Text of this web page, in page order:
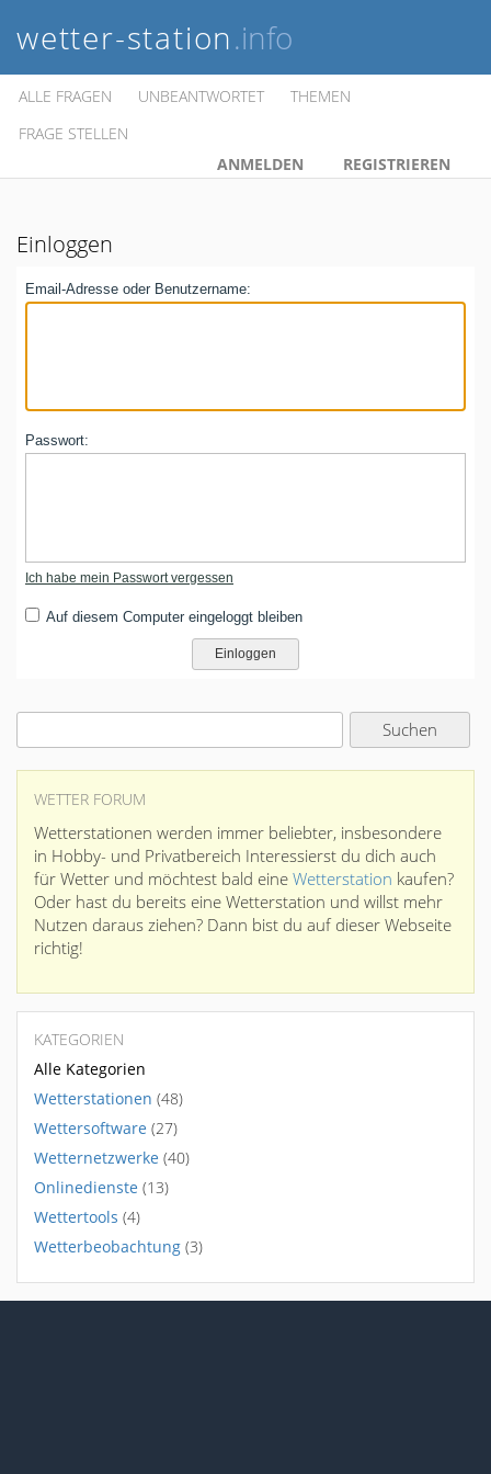
wetter-station.info
ALLE FRAGEN UNBEANTWORTET
THEMEN
FRAGE STELLEN
ANMELDEN
REGISTRIEREN
Einloggen
Email-Adresse oder Benutzername:
Passwort:
Ich habe mein Passwort vergessen
Auf diesem Computer eingeloggt bleiben
WETTER FORUM
Wetterstationen werden immer beliebter, insbesondere
in Hobby- und Privatbereich Interessierst du dich auch
für Wetter und möchtest bald eine Wetterstation kaufen?
Oder hast du bereits eine Wetterstation und willst mehr
Nutzen daraus ziehen? Dann bist du auf dieser Webseite
richtig!
KATEGORIEN
Alle Kategorien
Wetterstationen (48)
Wettersoftware (27)
Wetternetzwerke (40)
Onlinedienste (13)
Wettertools (4)
Wetterbeobachtung (3)